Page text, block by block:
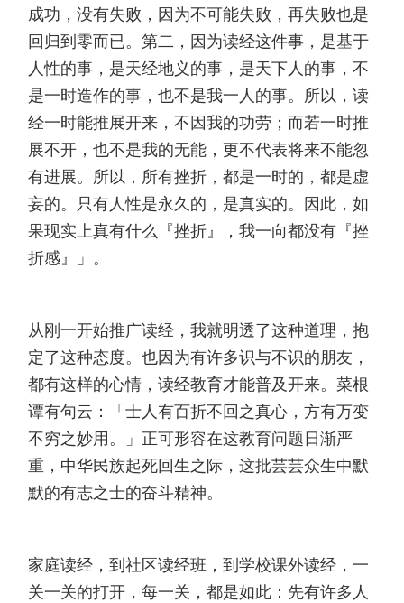
成功，没有失败，因为不可能失败，再失败也是
回归到零而已。第二，因为读经这件事，是基于
人性的事，是天经地义的事，是天下人的事，不
是一时造作的事，也不是我一人的事。所以，读
经一时能推展开来，不因我的功劳；而若一时推
展不开，也不是我的无能，更不代表将来不能忽
有进展。所以，所有挫折，都是一时的，都是虚
妄的。只有人性是永久的，是真实的。因此，如
果现实上真有什么『挫折』，我一向都没有『挫
折感』」。
从刚一开始推广读经，我就明透了这种道理，抱
定了这种态度。也因为有许多识与不识的朋友，
都有这样的心情，读经教育才能普及开来。菜根
谭有句云：「士人有百折不回之真心，方有万变
不穷之妙用。」正可形容在这教育问题日渐严
重，中华民族起死回生之际，这批芸芸众生中默
默的有志之士的奋斗精神。
家庭读经，到社区读经班，到学校课外读经，一
关一关的打开，每一关，都是如此：先有许多人